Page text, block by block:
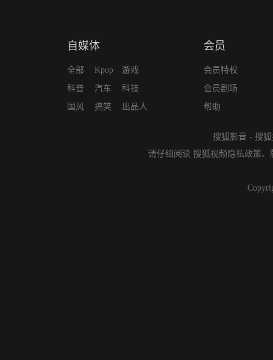
自媒体
全部
科普
国风
Kpop
汽车
搞笑
游戏
科技
出品人
会员
会员特权
会员剧场
帮助
搜狐影音 - 搜
请仔细阅读 搜狐视频隐私政策、